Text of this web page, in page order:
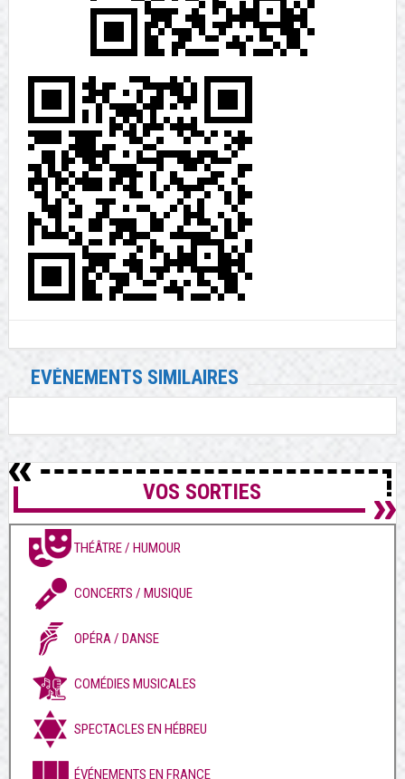
EVÉNEMENTS SIMILAIRES
VOS SORTIES
THÉÂTRE / HUMOUR
CONCERTS / MUSIQUE
OPÉRA / DANSE
COMÉDIES MUSICALES
SPECTACLES EN HÉBREU
ÉVÉNEMENTS EN FRANCE